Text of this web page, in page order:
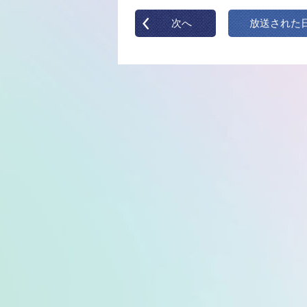
次へ 放送された